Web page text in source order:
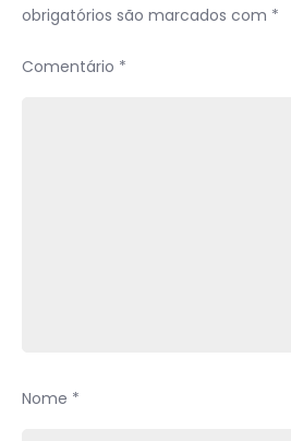
obrigatórios são marcados com *
Comentário *
Nome *